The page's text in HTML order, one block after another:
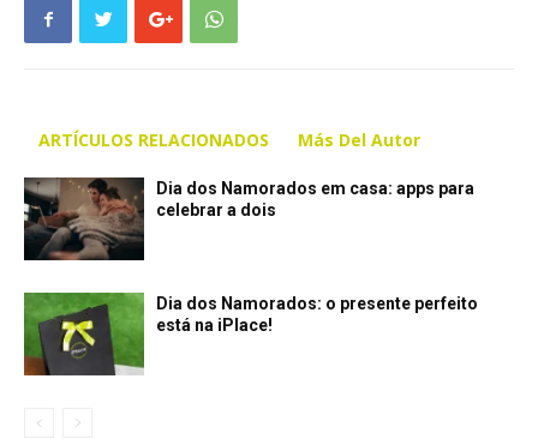
ARTÍCULOS RELACIONADOS Más Del Autor
Dia dos Namorados em casa: apps para
celebrar a dois
Dia dos Namorados: o presente perfeito
está na iPlace!